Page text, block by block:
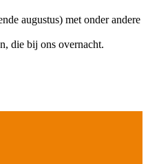
augustus) met onder andere
die bij ons overnacht.